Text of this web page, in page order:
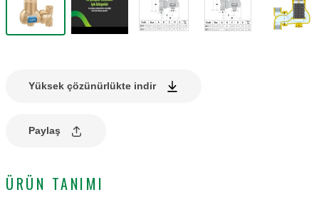
Yüksek çözünürlükte indir
Paylaş
ÜRÜN TANIMI